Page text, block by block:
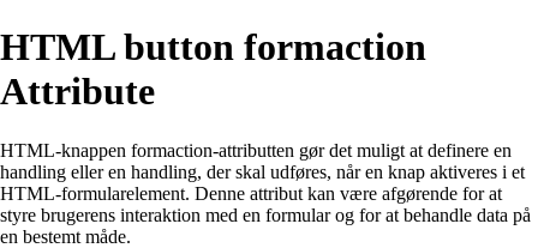
HTML button formaction
Attribute
HTML-knappen formaction-attributten gør det muligt at definere en
handling eller en handling, der skal udføres, når en knap aktiveres i et
HTML-formularelement. Denne attribut kan være afgørende for at
styre brugerens interaktion med en formular og for at behandle data på
en bestemt måde.